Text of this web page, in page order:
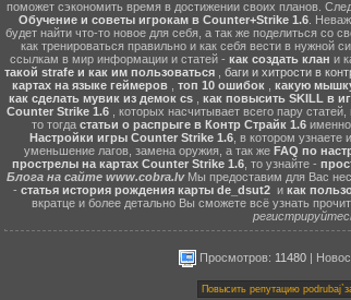
поможет сэкономить время в достижении своих планов.
Обучение и советы игрокам в Counter+Strike 1.6.
будет найти что-то новое для себя, а так же поделиться со
как тренироваться правильно и как себя вести в нужной
ссылкам в мир информации и статей - как создать клан и
такой strafe и как им пользоваться
баги и хитрости в
картах на языке геймеров, топ 10 ошибок, какую
как сделать мувик из демок cs, как повысить SKILL в
Counter Strike 1.6, которых насчитывает всего пару
то тогда статьи о распрыге в Контр Страйк 1.6именно
Настройки игры Counter Strike 1.6, в котором узнаете
уменьшение лагов, замена оружия, а так же FAQ по
прострелы на картах Counter Strike 1.6, то узнайте -
Блога на сайте www.cobra.lvМы предоставим для Вас
- статья история рождения карты de_dsut2и как
вкратце и более детально Вы сможете всё узнать
Просмотров: 11480|